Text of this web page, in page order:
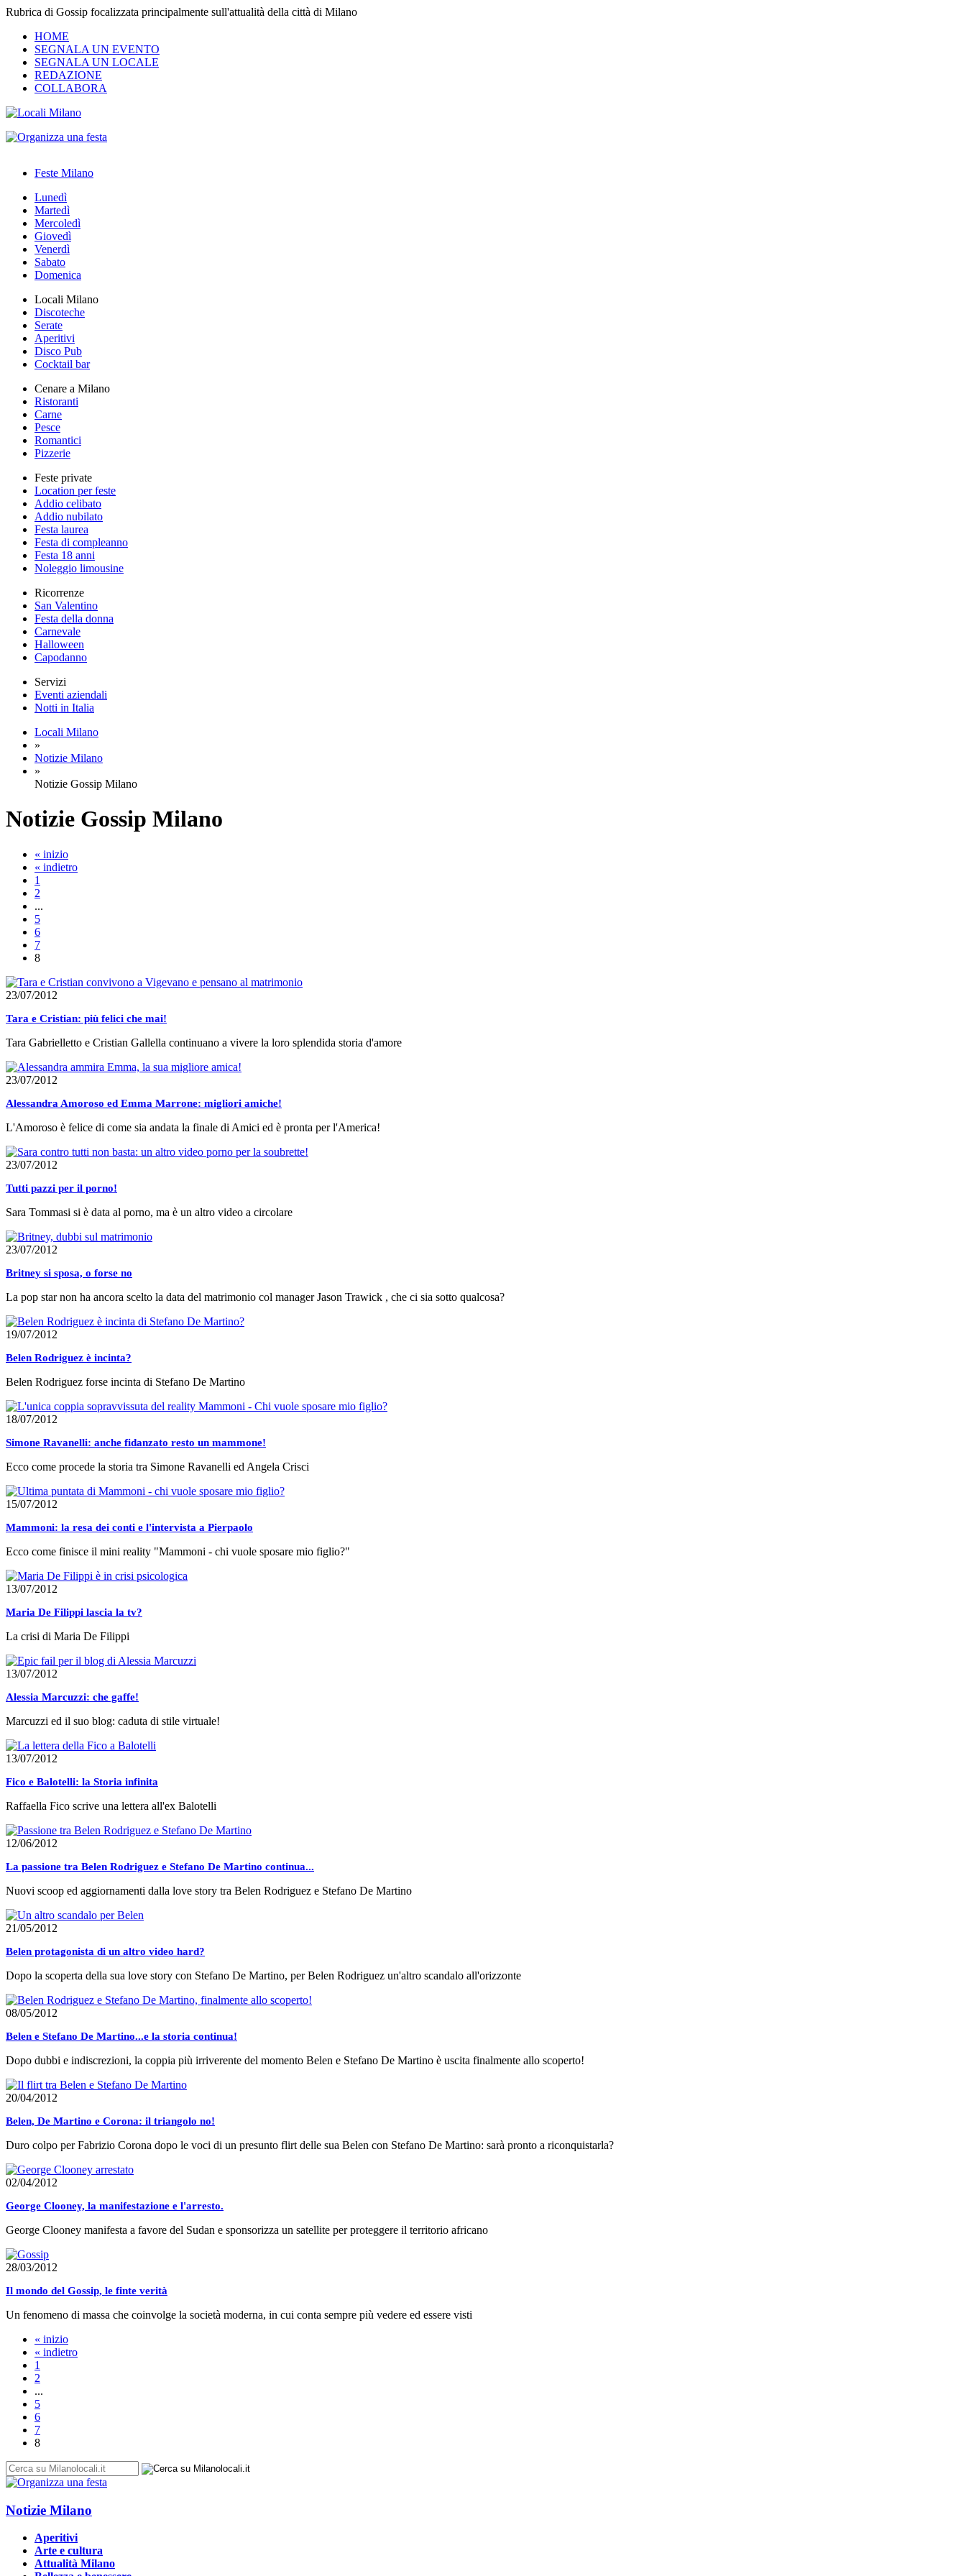
Rubrica di Gossip focalizzata principalmente sull'attualità della città di Milano
HOME
SEGNALA UN EVENTO
SEGNALA UN LOCALE
REDAZIONE
COLLABORA
Feste Milano
Lunedì
Martedì
Mercoledì
Giovedì
Venerdì
Sabato
Domenica
Locali Milano
Discoteche
Serate
Aperitivi
Disco Pub
Cocktail bar
Cenare a Milano
Ristoranti
Carne
Pesce
Romantici
Pizzerie
Feste private
Location per feste
Addio celibato
Addio nubilato
Festa laurea
Festa di compleanno
Festa 18 anni
Noleggio limousine
Ricorrenze
San Valentino
Festa della donna
Carnevale
Halloween
Capodanno
Servizi
Eventi aziendali
Notti in Italia
Locali Milano
»
Notizie Milano
»
Notizie Gossip Milano
Notizie Gossip Milano
« inizio
« indietro
1
2
...
5
6
7
8
23/07/2012
Tara e Cristian: più felici che mai!
Tara Gabrielletto e Cristian Gallella continuano a vivere la loro splendida storia d'amore
23/07/2012
Alessandra Amoroso ed Emma Marrone: migliori amiche!
L'Amoroso è felice di come sia andata la finale di Amici ed è pronta per l'America!
23/07/2012
Tutti pazzi per il porno!
Sara Tommasi si è data al porno, ma è un altro video a circolare
23/07/2012
Britney si sposa, o forse no
La pop star non ha ancora scelto la data del matrimonio col manager Jason Trawick , che ci sia sotto qualcosa?
19/07/2012
Belen Rodriguez è incinta?
Belen Rodriguez forse incinta di Stefano De Martino
18/07/2012
Simone Ravanelli: anche fidanzato resto un mammone!
Ecco come procede la storia tra Simone Ravanelli ed Angela Crisci
15/07/2012
Mammoni: la resa dei conti e l'intervista a Pierpaolo
Ecco come finisce il mini reality "Mammoni - chi vuole sposare mio figlio?"
13/07/2012
Maria De Filippi lascia la tv?
La crisi di Maria De Filippi
13/07/2012
Alessia Marcuzzi: che gaffe!
Marcuzzi ed il suo blog: caduta di stile virtuale!
13/07/2012
Fico e Balotelli: la Storia infinita
Raffaella Fico scrive una lettera all'ex Balotelli
12/06/2012
La passione tra Belen Rodriguez e Stefano De Martino continua...
Nuovi scoop ed aggiornamenti dalla love story tra Belen Rodriguez e Stefano De Martino
21/05/2012
Belen protagonista di un altro video hard?
Dopo la scoperta della sua love story con Stefano De Martino, per Belen Rodriguez un'altro scandalo all'orizzonte
08/05/2012
Belen e Stefano De Martino...e la storia continua!
Dopo dubbi e indiscrezioni, la coppia più irriverente del momento Belen e Stefano De Martino è uscita finalmente allo scoperto!
20/04/2012
Belen, De Martino e Corona: il triangolo no!
Duro colpo per Fabrizio Corona dopo le voci di un presunto flirt delle sua Belen con Stefano De Martino: sarà pronto a riconquistarla?
02/04/2012
George Clooney, la manifestazione e l'arresto.
George Clooney manifesta a favore del Sudan e sponsorizza un satellite per proteggere il territorio africano
28/03/2012
Il mondo del Gossip, le finte verità
Un fenomeno di massa che coinvolge la società moderna, in cui conta sempre più vedere ed essere visti
« inizio
« indietro
1
2
...
5
6
7
8
Notizie Milano
Aperitivi
Arte e cultura
Attualità Milano